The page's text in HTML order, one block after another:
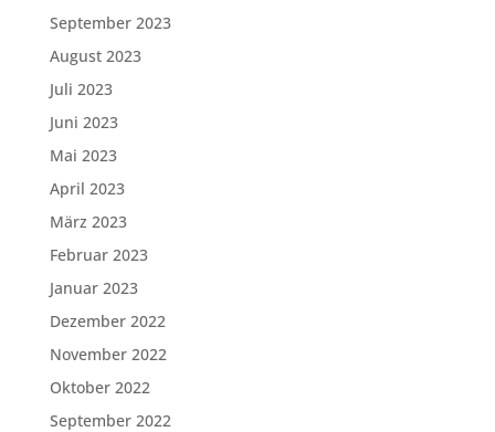
September 2023
August 2023
Juli 2023
Juni 2023
Mai 2023
April 2023
März 2023
Februar 2023
Januar 2023
Dezember 2022
November 2022
Oktober 2022
September 2022